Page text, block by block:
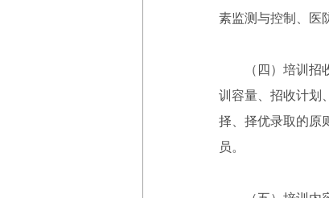
素监测与控制、医
（四）培训招收
训容量、招收计划
择、择优录取的原
员。